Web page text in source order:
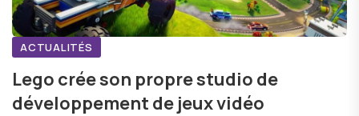
ACTUALITÉS
Lego crée son propre studio de
développement de jeux vidéo